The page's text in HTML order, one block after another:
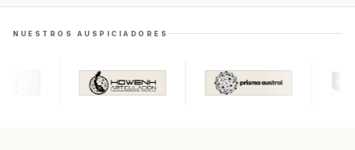
NUESTROS AUSPICIADORES